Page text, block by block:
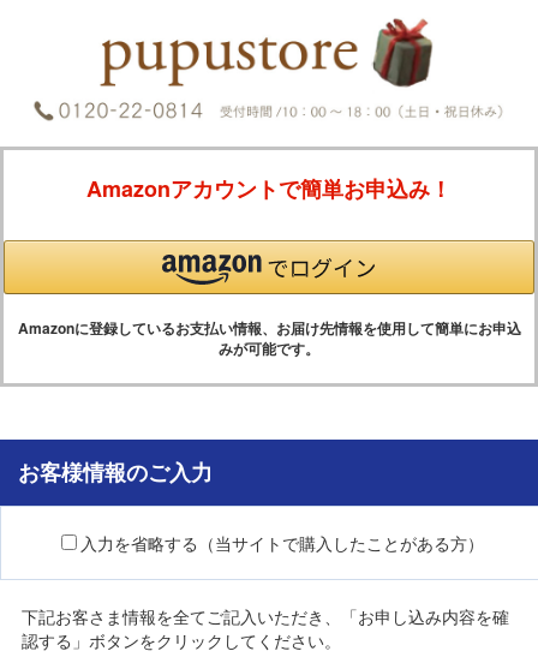
Amazonアカウントで簡単お申込み！
Amazonに登録しているお支払い情報、お届け先情報を使用して簡単にお申込
みが可能です。
お客様情報のご入力
入力を省略する（当サイトで購入したことがある方）
下記お客さま情報を全てご記入いただき、「お申し込み内容を確
認する」ボタンをクリックしてください。